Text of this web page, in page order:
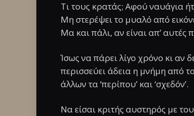
Τι τους κρατάς; Αφού ναυάγια
Μη στερέψει το μυαλό από
Μα και πάλι, αν είναι απ’ αυτές
Ίσως να πάρει λίγο χρόνο κι αν
περισσεύει άδεια η μνήμη από
άλλων τα ‘περίπου’ και ‘σχεδόν’.
Να είσαι κριτής αυστηρός με